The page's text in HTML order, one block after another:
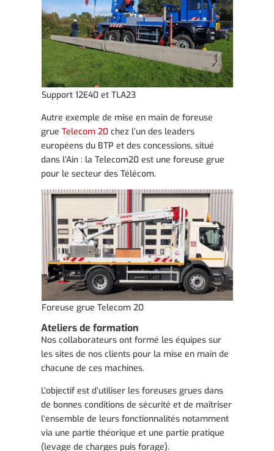
Support 12E40 et TLA23
Autre exemple de mise en main de foreuse
grueTelecom 20 chez l’un des leaders
européens du BTP et des concessions, situé
dans l’Ain : la Telecom20 est une foreuse grue
pour le secteur des Télécom.
Foreuse grue Telecom 20
Ateliers de formation
Nos collaborateurs ont formé les équipes sur
les sites de nos clients pour la mise en main de
chacune de ces machines.
L’objectif est d’utiliser les foreuses grues dans
de bonnes conditions de sécurité et de maîtriser
l’ensemble de leurs fonctionnalités notamment
via une partie théorique et une partie pratique
(levage de charges puis forage).